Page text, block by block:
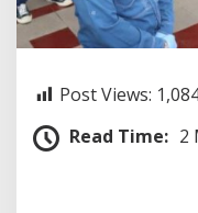
Post Views:
Read Time: 2